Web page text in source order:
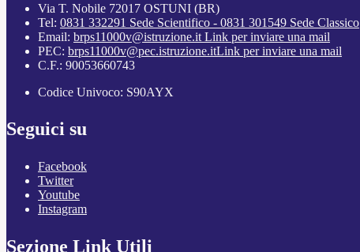
Via T. Nobile 72017 OSTUNI (BR)
Tel: 0831 332291 Sede Scientifico - 0831 301549 Sede Classico
Email: brps11000v@istruzione.it Link per inviare una mail
PEC: brps11000v@pec.istruzione.itLink per inviare una mail
C.F.: 90053660743
Codice Univoco: S90AYX
Seguici su
Facebook
Twitter
Youtube
Instagram
Sezione Link Utili